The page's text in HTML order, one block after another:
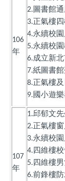
106
年
2.圖書館
3.正氣樓
4.永續校
5.永續校
6.成立新
7.紙圖書館
8.正氣樓
9.國小遊
107
年
1.邱郁文先
2.正氣樓
3.永續校
4. 四維樓
5. 四維樓
6.前鋒樓